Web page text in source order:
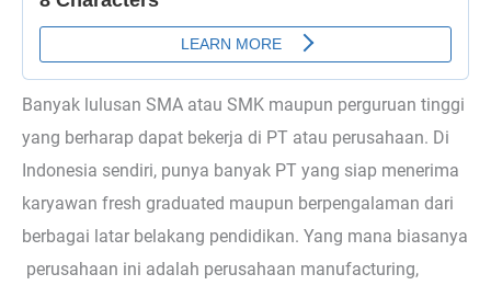
Banyak lulusan SMA atau SMK maupun perguruan tinggi
yang berharap dapat bekerja di PT atau perusahaan. Di
Indonesia sendiri, punya banyak PT yang siap menerima
karyawan fresh graduated maupun berpengalaman dari
berbagai latar belakang pendidikan. Yang mana biasanya
perusahaan ini adalah perusahaan manufacturing,